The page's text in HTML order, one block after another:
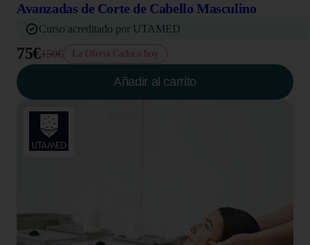
Avanzadas de Corte de Cabello Masculino
Curso acreditado por UTAMED
75€150€ La Oferta Caduca hoy
Añadir al carrito